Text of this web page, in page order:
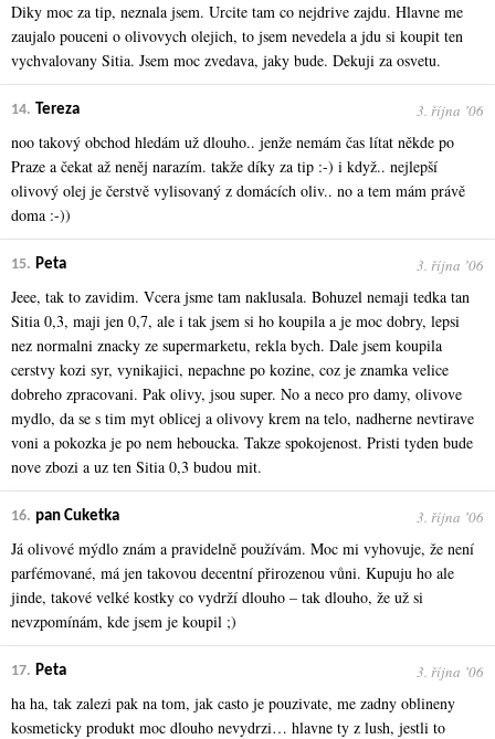
Diky moc za tip, neznala jsem. Urcite tam co nejdrive zajdu. Hlavne me
zaujalo pouceni o olivovych olejich, to jsem nevedela a jdu si koupit ten
vychvalovany Sitia. Jsem moc zvedava, jaky bude. Dekuji za osvetu.
14. Tereza 3. října ʼ06
noo takový obchod hledám už dlouho.. jenže nemám čas lítat někde po
Praze a čekat až neněj narazím. takže díky za tip :-) i když.. nejlepší
olivový olej je čerstvě vylisovaný z domácích oliv.. no a tem mám právě
doma :-))
15. Peta 3. října ʼ06
Jeee, tak to zavidim. Vcera jsme tam naklusala. Bohuzel nemaji tedka tan
Sitia 0,3, maji jen 0,7, ale i tak jsem si ho koupila a je moc dobry, lepsi
nez normalni znacky ze supermarketu, rekla bych. Dale jsem koupila
cerstvy kozi syr, vynikajici, nepachne po kozine, coz je znamka velice
dobreho zpracovani. Pak olivy, jsou super. No a neco pro damy, olivove
mydlo, da se s tim myt oblicej a olivovy krem na telo, nadherne nevtirave
voni a pokozka je po nem heboucka. Takze spokojenost. Pristi tyden bude
nove zbozi a uz ten Sitia 0,3 budou mit.
16. pan Cuketka 3. října ʼ06
Já olivové mýdlo znám a pravidelně používám. Moc mi vyhovuje, že není
parfémované, má jen takovou decentní přirozenou vůni. Kupuju ho ale
jinde, takové velké kostky co vydrží dlouho – tak dlouho, že už si
nevzpomínám, kde jsem je koupil ;)
17. Peta 3. října ʼ06
ha ha, tak zalezi pak na tom, jak casto je pouzivate, me zadny oblineny
kosmeticky produkt moc dlouho nevydrzi… hlavne ty z lush, jestli to